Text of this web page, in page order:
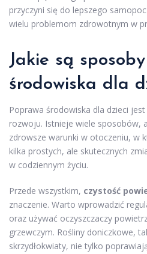
przyczyni się do lepszego
wielu problemom zdrowotnym w
Jakie są
środowiska dla
Poprawa środowiska dla dzieci
rozwoju. Istnieje wiele sposobów,
zdrowsze warunki w otoczeniu, w
kilka prostych, ale skutecznych
w codziennym życiu.
Przede wszystkim, czystość
znaczenie. Warto wprowadzić
oraz używać oczyszczaczy
grzewczym. Rośliny doniczkowe,
skrzydłokwiaty, nie tylko